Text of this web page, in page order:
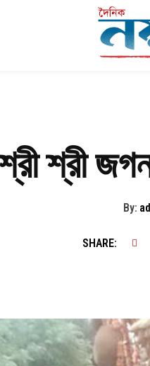
শ্রী
By:
SHARE: